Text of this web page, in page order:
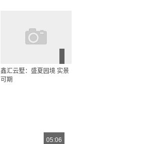
鑫汇云墅：盛夏园境 实景
可期
05:06